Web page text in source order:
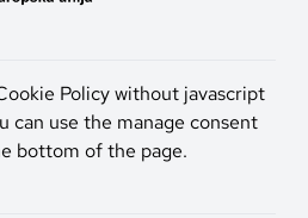
Policy without javascript
can use the manage consent
bottom of the page.